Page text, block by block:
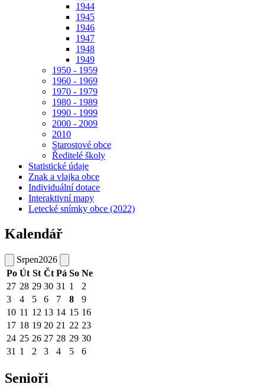
1944
1945
1946
1947
1948
1949
1950 - 1959
1960 - 1969
1970 - 1979
1980 - 1989
1990 - 1999
2000 - 2009
2010
Starostové obce
Ředitelé školy
Statistické údaje
Znak a vlajka obce
Individuální dotace
Interaktivní mapy
Letecké snímky obce (2022)
Kalendář
Srpen2026
Po Út St Čt Pá So Ne
27 28 29 30 31 1
2
3
4 5 6 7 8
9
10 11 12 13 14 15 16
17 18 19 20 21 22 23
24 25 26 27 28 29 30
31 1 2 3 4 5 6
Senioři